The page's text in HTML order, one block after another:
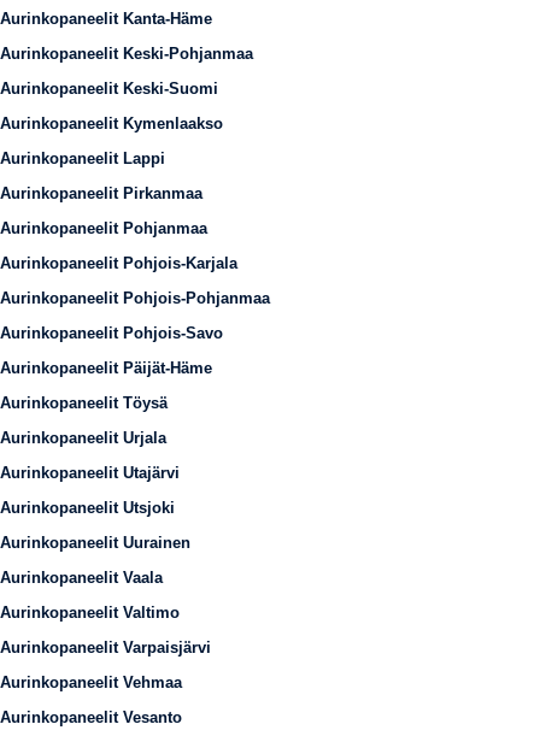
Aurinkopaneelit Kanta-Häme
Aurinkopaneelit Keski-Pohjanmaa
Aurinkopaneelit Keski-Suomi
Aurinkopaneelit Kymenlaakso
Aurinkopaneelit Lappi
Aurinkopaneelit Pirkanmaa
Aurinkopaneelit Pohjanmaa
Aurinkopaneelit Pohjois-Karjala
Aurinkopaneelit Pohjois-Pohjanmaa
Aurinkopaneelit Pohjois-Savo
Aurinkopaneelit Päijät-Häme
Aurinkopaneelit Töysä
Aurinkopaneelit Urjala
Aurinkopaneelit Utajärvi
Aurinkopaneelit Utsjoki
Aurinkopaneelit Uurainen
Aurinkopaneelit Vaala
Aurinkopaneelit Valtimo
Aurinkopaneelit Varpaisjärvi
Aurinkopaneelit Vehmaa
Aurinkopaneelit Vesanto